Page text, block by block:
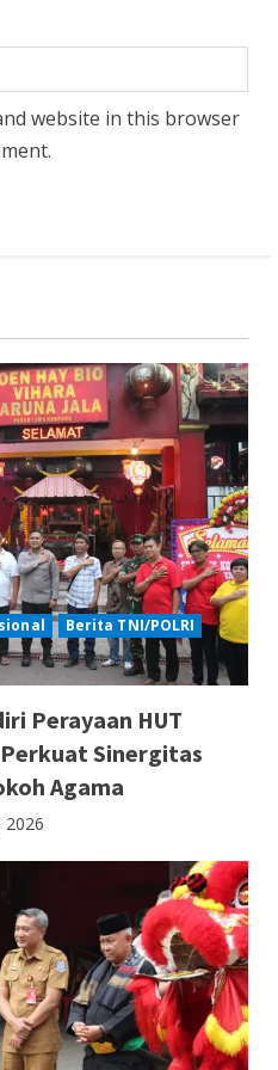
website in this browser
Berita TNI/POLRI
Perayaan HUT
Sinergitas
Agama
2026